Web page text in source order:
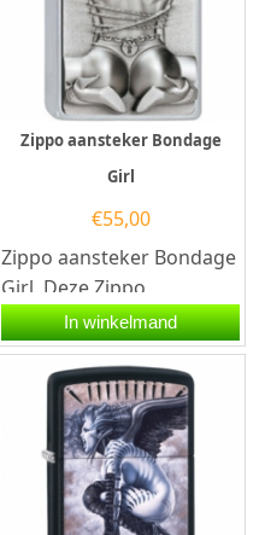
Zippo aansteker Bondage
Girl
€55,00
Zippo aansteker Bondage
Girl. Deze Zippo
aansteker heeft een
geborsteld zilveren
afwerking en aan...
In winkelmand